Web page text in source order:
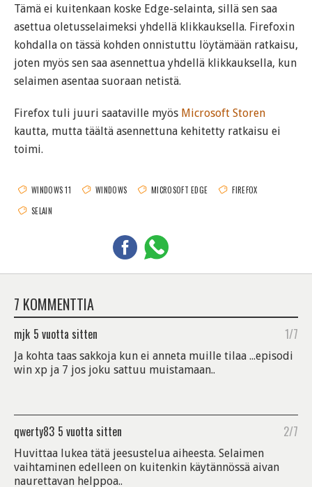
Tämä ei kuitenkaan koske Edge-selainta, sillä sen saa
asettua oletusselaimeksi yhdellä klikkauksella. Firefoxin
kohdalla on tässä kohden onnistuttu löytämään ratkaisu,
joten myös sen saa asennettua yhdellä klikkauksella, kun
selaimen asentaa suoraan netistä.
Firefox tuli juuri saataville myös Microsoft Storen
kautta, mutta täältä asennettuna kehitetty ratkaisu ei
toimi.
WINDOWS 11 WINDOWS MICROSOFT EDGE
FIREFOX
SELAIN
7 KOMMENTTIA
mjk 5 vuotta sitten 1/7
Ja kohta taas sakkoja kun ei anneta muille tilaa ...episodi
win xp ja 7 jos joku sattuu muistamaan..
qwerty83 5 vuotta sitten 2/7
Huvittaa lukea tätä jeesustelua aiheesta. Selaimen
vaihtaminen edelleen on kuitenkin käytännössä aivan
naurettavan helppoa..